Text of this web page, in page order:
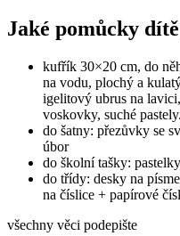
Jaké pomůcky
kufřík 30×20 cm, do
na vodu, plochý a
igelitový ubrus na
voskovky, suché pastely.
do šatny: přezůvky se
úbor
do školní tašky:
do třídy: desky na
na číslice + papírové
všechny věci podepište